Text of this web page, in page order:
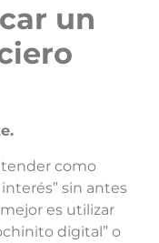
un
como
sin antes
es utilizar
digital” o